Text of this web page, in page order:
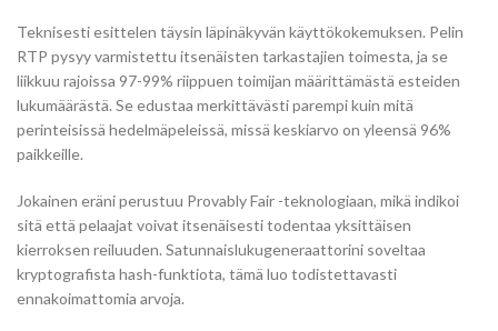
Teknisesti esittelen täysin läpinäkyvän käyttökokemuksen. Pelin
RTP pysyy varmistettu itsenäisten tarkastajien toimesta, ja se
liikkuu rajoissa 97-99% riippuen toimijan määrittämästä esteiden
lukumäärästä. Se edustaa merkittävästi parempi kuin mitä
perinteisissä hedelmäpeleissä, missä keskiarvo on yleensä 96%
paikkeille.
Jokainen eräni perustuu Provably Fair -teknologiaan, mikä indikoi
sitä että pelaajat voivat itsenäisesti todentaa yksittäisen
kierroksen reiluuden. Satunnaislukugeneraattorini soveltaa
kryptografista hash-funktiota, tämä luo todistettavasti
ennakoimattomia arvoja.